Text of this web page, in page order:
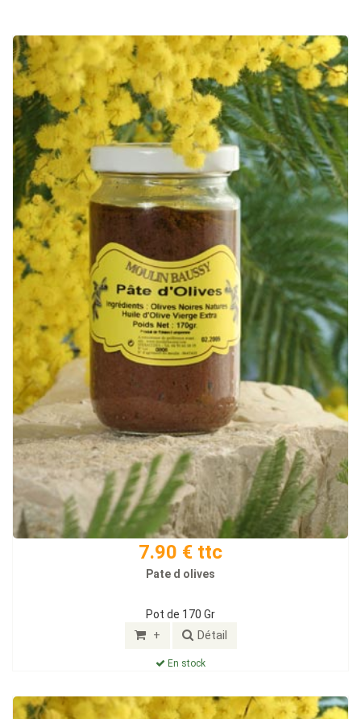
7.90 € ttc
Pate d olives
Pot de 170 Gr
+ Détail
En stock